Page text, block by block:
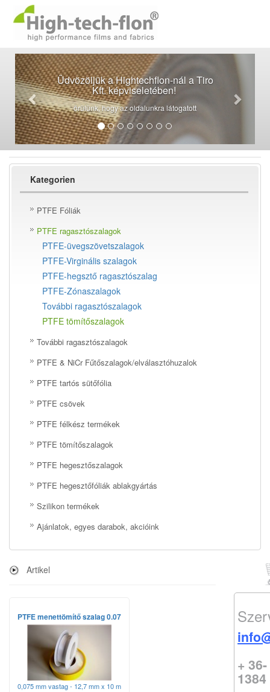
Üdvözöljük a Hightechflon-nál a Tiro
Kft. képviseletében!
örülünk, hogy az oldalunkra látogatott
Kategorien
PTFE Fóliák
PTFE ragasztószalagok
PTFE-üvegszövetszalagok
PTFE-Virginális szalagok
PTFE-hegsztő ragasztószalag
PTFE-Zónaszalagok
További ragasztószalagok
PTFE tömítőszalagok
További ragasztószalagok
PTFE & NiCr Fűtőszalagok/elválasztóhuzalok
PTFE tartós sütőfólia
PTFE csövek
PTFE félkész termékek
PTFE tömítőszalagok
PTFE hegesztőszalagok
PTFE hegesztőfóliák ablakgyártás
Szilikon termékek
Ajánlatok, egyes darabok, akcióink
Artikel
PTFE menettömítő szalag 0.07
0,075 mm vastag - 12,7 mm x 10 m
+
1384